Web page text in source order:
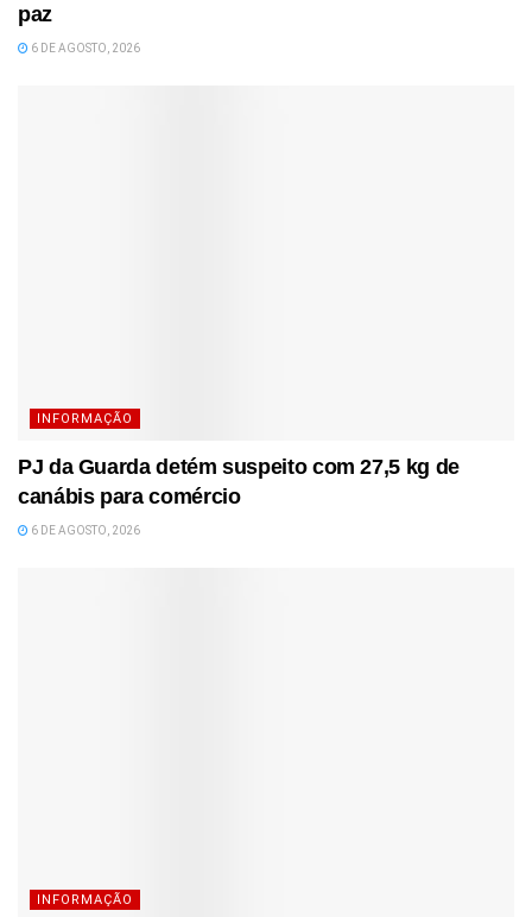
paz
6 DE AGOSTO, 2026
INFORMAÇÃO
PJ da Guarda detém suspeito com 27,5 kg de
canábis para comércio
6 DE AGOSTO, 2026
INFORMAÇÃO